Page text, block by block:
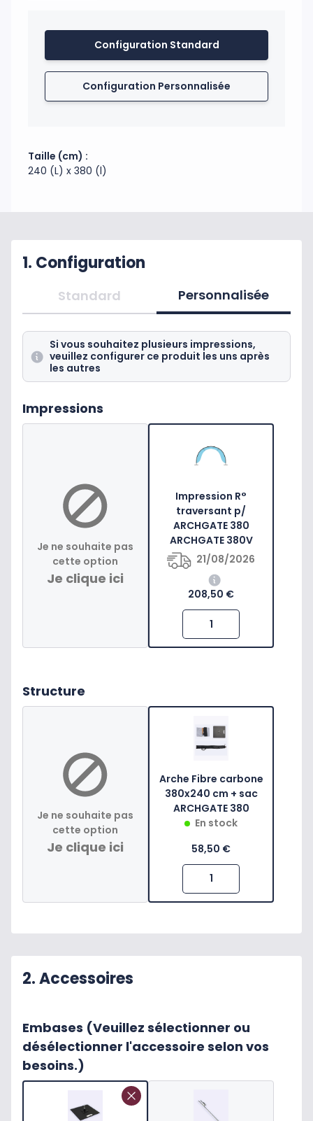
noir en Oxford 300D. La structure se monte comme
un oriflamme et se fixe aux mêmes pieds (en
parfaite pour identifier un espace de vente.
Utilisation intérieure ou extérieure.
Configuration Standard
Configuration Personnalisée
Taille (cm) :
240 (L) x 380 (l)
1. Configuration
Standard Personnalisée
Si vous souhaitez plusieurs impressions,
veuillez configurer ce produit les uns après
les autres
Impressions
Je ne souhaite pas
cette option
Je clique ici
Impression R°
traversant p/
ARCHGATE 380
ARCHGATE 380V
21/08/2026
208,50 €
Structure
Je ne souhaite pas
cette option
Je clique ici
Arche Fibre carbone
380x240 cm + sac
ARCHGATE 380
En stock
58,50 €
2. Accessoires
Embases (Veuillez sélectionner ou
désélectionner l'accessoire selon vos
besoins.)